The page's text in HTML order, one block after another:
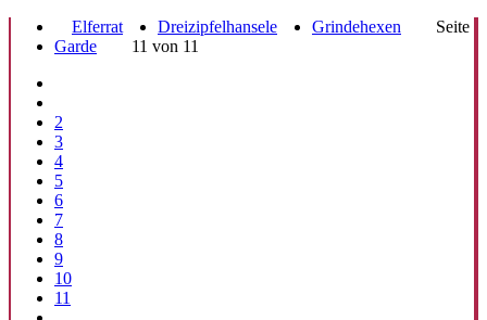
Elferrat
Dreizipfelhansele
Grindehexen
Garde
Seite
11 von 11
2
3
4
5
6
7
8
9
10
11